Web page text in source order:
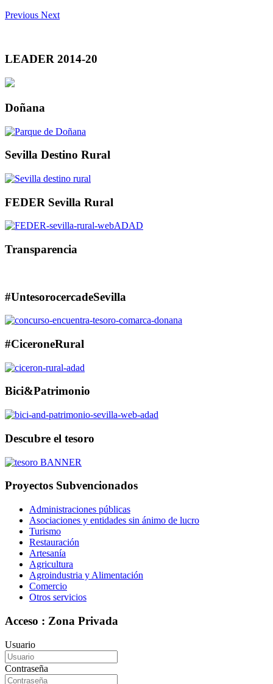
Previous Next
LEADER 2014-20
Doñana
Sevilla Destino Rural
FEDER Sevilla Rural
Transparencia
#UntesorocercadeSevilla
#CiceroneRural
Bici&Patrimonio
Descubre el tesoro
Proyectos Subvencionados
Administraciones públicas
Asociaciones y entidades sin ánimo de lucro
Turismo
Restauración
Artesanía
Agricultura
Agroindustria y Alimentación
Comercio
Otros servicios
Acceso : Zona Privada
Usuario
Contraseña